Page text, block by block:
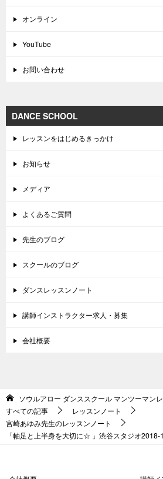
オンライン
YouTube
お問い合わせ
DANCE SCHOOL
レッスンをはじめるきっかけ
お知らせ
メディア
よくあるご質問
先生のブログ
スクールのブログ
ダンスレッスンノート
講師インストラクター求人・募集
会社概要
ソウルアロー ダンススクール マンツーマン
すべての記事
レッスンノート
宮崎あゆみ先生のレッスンノート
「軸足と上半身を大切に☆ 」渋谷スタジオ